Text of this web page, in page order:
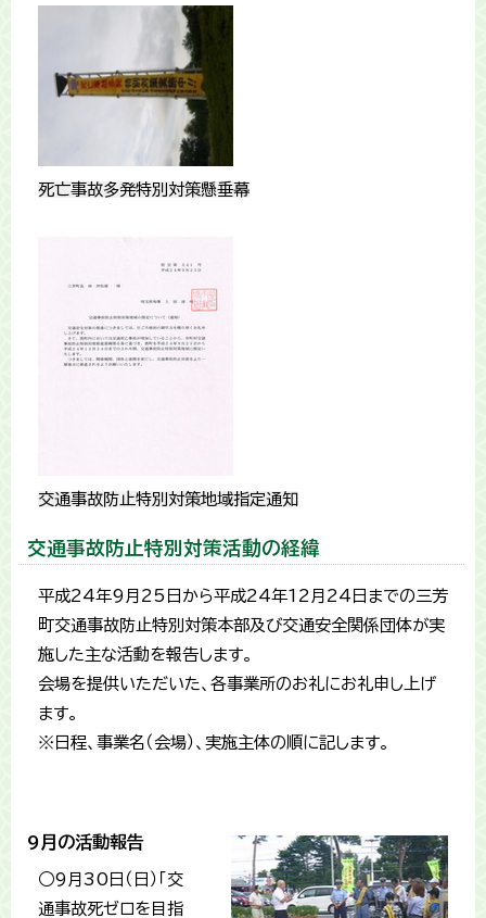
死亡事故多発特別対策懸垂幕
交通事故防止特別対策地域指定通知
交通事故防止特別対策活動の経緯
平成24年9月25日から平成24年12月24日までの三芳
町交通事故防止特別対策本部及び交通安全関係団体が実
施した主な活動を報告します。
会場を提供いただいた、各事業所のお礼にお礼申し上げ
ます。
※日程、事業名（会場）、実施主体の順に記します。
9月の活動報告
○9月30日（日）「交
通事故死ゼロを目指